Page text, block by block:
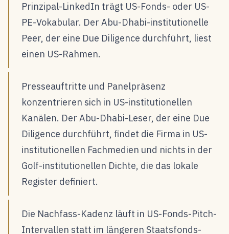
Prinzipal-LinkedIn trägt US-Fonds- oder US-
PE-Vokabular. Der Abu-Dhabi-institutionelle
Peer, der eine Due Diligence durchführt, liest
einen US-Rahmen.
Presseauftritte und Panelpräsenz
konzentrieren sich in US-institutionellen
Kanälen. Der Abu-Dhabi-Leser, der eine Due
Diligence durchführt, findet die Firma in US-
institutionellen Fachmedien und nichts in der
Golf-institutionellen Dichte, die das lokale
Register definiert.
Die Nachfass-Kadenz läuft in US-Fonds-Pitch-
Intervallen statt im längeren Staatsfonds-